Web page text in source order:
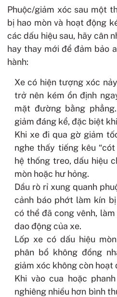
Phuộc/giảm xóc sau một
bị hao mòn và hoạt động
các dấu hiệu sau, hãy cân
hay thay mới để đảm bảo
hành:
Xe có hiện tượng xóc
trở nên kém ổn định
mặt đường bằng
giảm đáng kể, đặc biệt
Khi xe đi qua gờ giảm
nghe thấy tiếng kêu
hệ thống treo, dấu hiệu
mòn hoặc hư hỏng.
Dầu rò rỉ xung quanh
cảnh báo phớt làm kín
có thể đã cong vênh,
dao động của xe.
Lốp xe có dấu hiệu
phân bổ không đồng
giảm xóc không còn hoạt
Khi vào cua hoặc
nghiêng nhiều hơn bình